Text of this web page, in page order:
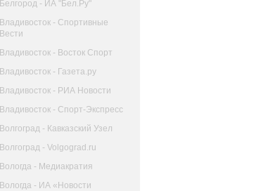
Белгород - ИА "Бел.Ру"
Владивосток - Спортивные
Вести
Владивосток - Восток Спорт
Владивосток - Газета.ру
Владивосток - РИА Новости
Владивосток - Спорт-Экспресс
Волгоград - Кавказский Узел
Волгоград - Volgograd.ru
Вологда - Медиакратия
Вологда - ИА «Новости